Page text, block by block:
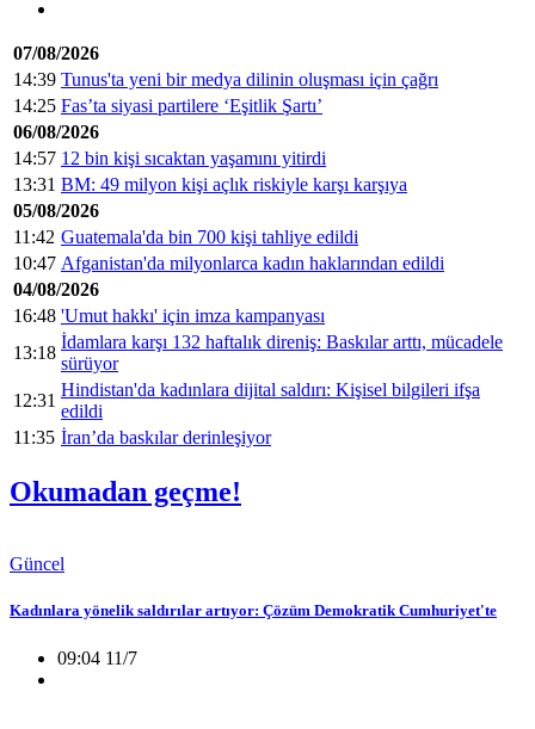
07/08/2026
14:39 Tunus'ta yeni bir medya dilinin oluşması için çağrı
14:25 Fas’ta siyasi partilere ‘Eşitlik Şartı’
06/08/2026
14:57 12 bin kişi sıcaktan yaşamını yitirdi
13:31 BM: 49 milyon kişi açlık riskiyle karşı karşıya
05/08/2026
11:42 Guatemala'da bin 700 kişi tahliye edildi
10:47 Afganistan'da milyonlarca kadın haklarından edildi
04/08/2026
16:48 'Umut hakkı' için imza kampanyası
13:18
İdamlara karşı 132 haftalık direniş: Baskılar arttı, mücadele
sürüyor
12:31
Hindistan'da kadınlara dijital saldırı: Kişisel bilgileri ifşa
edildi
11:35 İran’da baskılar derinleşiyor
Okumadan geçme!
Güncel
Kadınlara yönelik saldırılar artıyor: Çözüm Demokratik Cumhuriyet'te
09:04 11/7